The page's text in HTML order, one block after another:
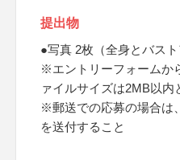
提出物
●写真 2枚（全身とバスト
※エントリーフォームか
ァイルサイズは2MB以内
※郵送での応募の場合は
を送付すること